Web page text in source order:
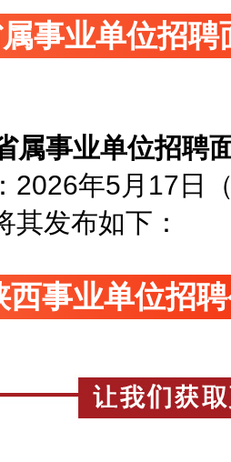
事业单位招
属事业单位招聘
2026年5月17日
其发布如下：
西事业单位招